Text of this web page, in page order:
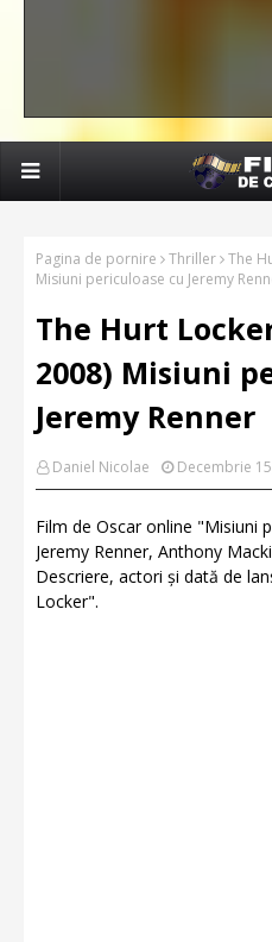
Pagina de pornire Thriller The
Misiuni periculoase cu Jeremy
The Hurt
2008) Misiuni
Jeremy Renner
Daniel Nicolae Decembrie
Film de Oscar online "Misiuni
Jeremy Renner, Anthony
Descriere, actori și dată de
Locker".